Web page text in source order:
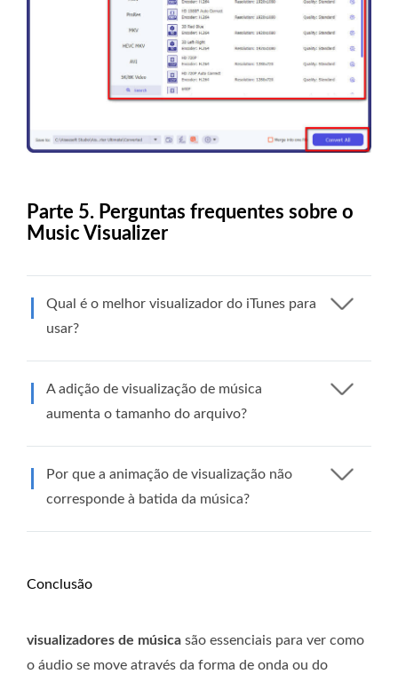
Parte 5. Perguntas frequentes sobre o
Music Visualizer
Qual é o melhor visualizador do iTunes para
usar?
A adição de visualização de música
aumenta o tamanho do arquivo?
Por que a animação de visualização não
corresponde à batida da música?
Conclusão
visualizadores de música são essenciais para ver como
o áudio se move através da forma de onda ou do